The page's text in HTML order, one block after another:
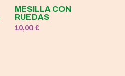
MESILLA CON
RUEDAS
10,00€